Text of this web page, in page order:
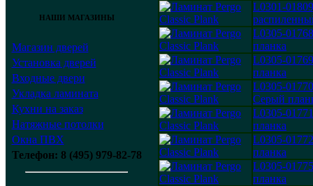
НАШИ МАГАЗИНЫ
Магазин дверей
Установка дверей
Входные двери
Укладка ламината
Кухни на заказ
Натяжные потолки
Окна ПВХ
Телефон: 8 (495) 979-82-78
L0301-
L0305-
планка
L0305-
планка
L0305-
Серый
L0305-
планка
L0305-
планка
L0305-
планка